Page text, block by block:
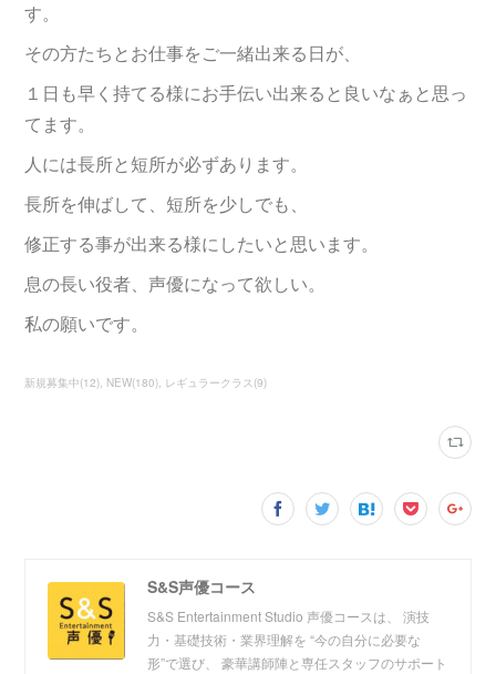
す。
その方たちとお仕事をご一緒出来る日が、
１日も早く持てる様にお手伝い出来ると良いなぁと思っ
てます。
人には長所と短所が必ずあります。
長所を伸ばして、短所を少しでも、
修正する事が出来る様にしたいと思います。
息の長い役者、声優になって欲しい。
私の願いです。
新規募集中(12) NEW(180) レギュラークラス (9)
S&S声優コース
S&S Entertainment Studio 声優コースは、 演技
力・基礎技術・業界理解を “今の自分に必要な
形”で選び、 豪華講師陣と専任スタッフのサポート